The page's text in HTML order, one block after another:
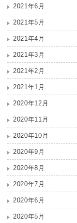
2021年6月
2021年5月
2021年4月
2021年3月
2021年2月
2021年1月
2020年12月
2020年11月
2020年10月
2020年9月
2020年8月
2020年7月
2020年6月
2020年5月